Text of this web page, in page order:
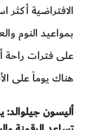
الافتراضية
بمواعيد النوم
على فترات راحة
هناك يوماً على
أليسون جيلوالد: